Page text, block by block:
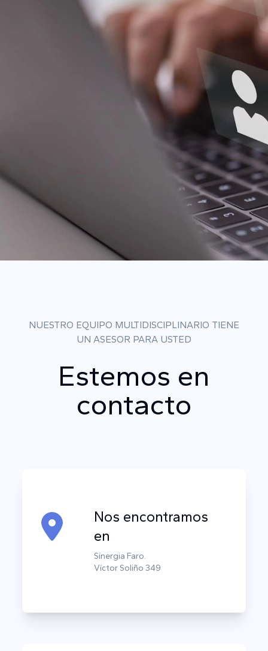
NUESTRO EQUIPO MULTIDISCIPLINARIO TIENE
UN ASESOR PARA USTED
Estemos en
contacto
Nos encontramos
en
Sinergia Faro.
Víctor Soliño 349